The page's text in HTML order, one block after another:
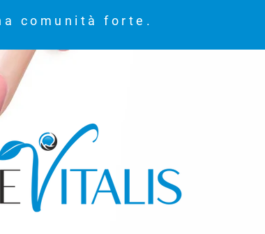
comunità forte.